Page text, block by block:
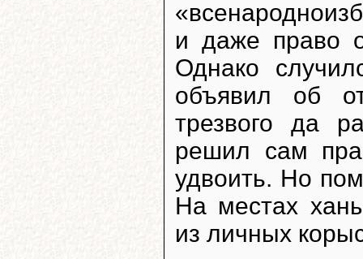
и даже право
Однако
объявил об
трезвого да
решил сам
удвоить. Но
На местах
из личных